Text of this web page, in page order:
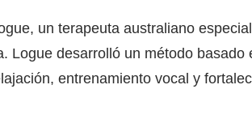
un terapeuta australiano
Logue desarrolló un método basado
entrenamiento vocal y